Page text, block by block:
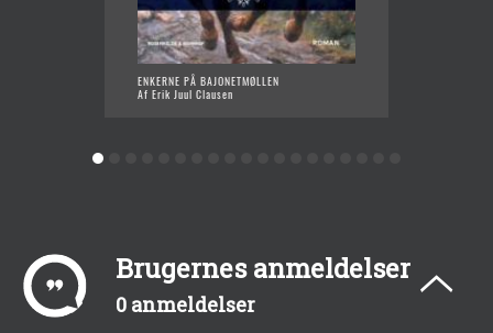
ENKERNE PÅ BAJONETMØLLEN
Af Erik Juul Clausen
Brugernes anmeldelser
0 anmeldelser